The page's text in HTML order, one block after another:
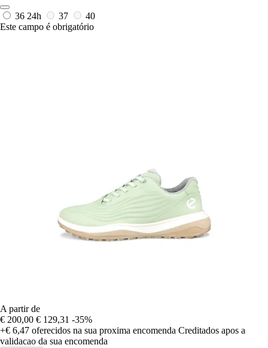
36 24h 37
40
Este campo é obrigatório
A partir de
€ 200,00 € 129,31 -35%
+€ 6,47 oferecidos na sua proxima encomenda Creditados apos a
validacao da sua encomenda